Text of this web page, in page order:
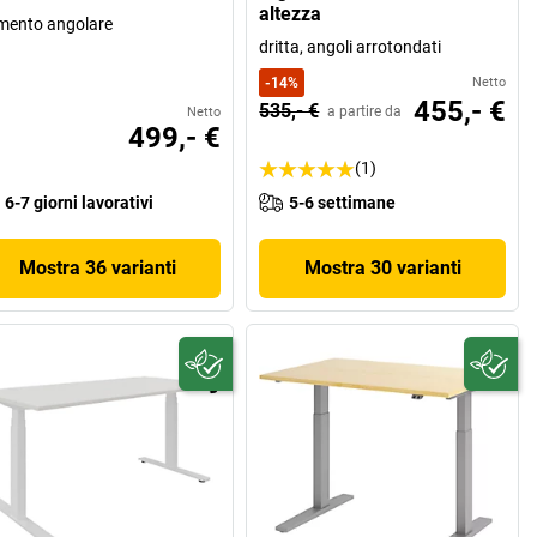
angolare
Netto
499,- €
6-7 giorni lavorativi
Mostra 36 varianti
altezza
dritta, angoli arrotondati
-14% Netto
535,- € a partire da 455,- €
(1)
5-6 settimane
Mostra 30 varianti